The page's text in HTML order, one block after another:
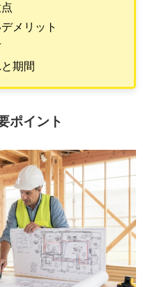
メリット
期間
ポイント